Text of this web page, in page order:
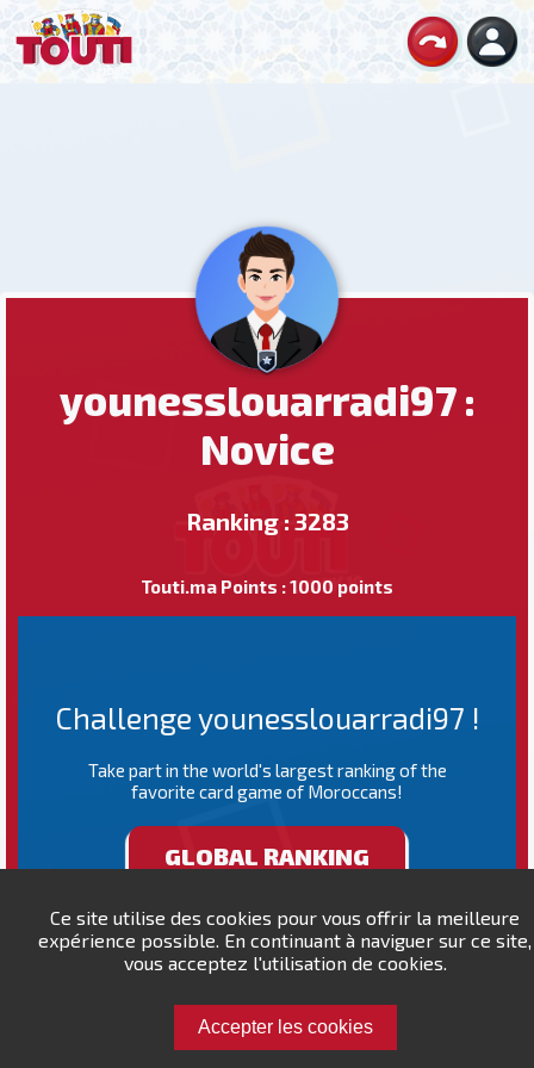
Ce site utilise des cookies pour vous offrir la meilleure
expérience possible. En continuant à naviguer sur ce site,
vous acceptez l'utilisation de cookies.
Accepter les cookies
younesslouarradi97 :
Novice
Ranking : 3283
Touti.ma Points : 1000 points
Challenge younesslouarradi97 !
Take part in the world's largest ranking of the
favorite card game of Moroccans!
GLOBAL RANKING